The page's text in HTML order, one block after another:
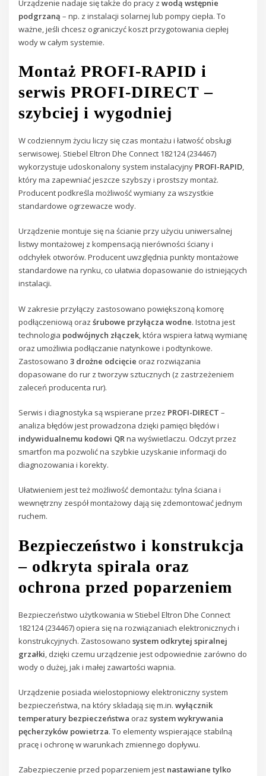
Urządzenie nadaje się także do pracy zwodą wstępnie
podgrzaną – np. z instalacji solarnej lub pompy ciepła. To
ważne, jeśli chcesz ograniczyć koszt przygotowania ciepłej
wody w całym systemie.
Montaż PROFI-RAPID i
serwis PROFI-DIRECT –
szybciej i wygodniej
W codziennym życiu liczy się czas montażu i łatwość obsługi
serwisowej. Stiebel Eltron Dhe Connect 182124 (234467)
wykorzystuje udoskonalony system instalacyjny PROFI-RAPID,
który ma zapewniać jeszcze szybszy i prostszy montaż.
Producent podkreśla możliwość wymiany za wszystkie
standardowe ogrzewacze wody.
Urządzenie montuje się na ścianie przy użyciu uniwersalnej
listwy montażowej z kompensacją nierówności ściany i
odchyłek otworów. Producent uwzględnia punkty montażowe
standardowe na rynku, co ułatwia dopasowanie do istniejących
instalacji.
W zakresie przyłączy zastosowano powiększoną komorę
podłączeniową orazśrubowe przyłącza wodne. Istotna jest
technologia podwójnych złączek, która wspiera łatwą wymianę
oraz umożliwia podłączanie natynkowe i podtynkowe.
Zastosowano3 drożne odcięcie oraz rozwiązania
dopasowane do rur z tworzyw sztucznych (z zastrzeżeniem
zaleceń producenta rur).
Serwis i diagnostyka są wspierane przez PROFI-DIRECT –
analiza błędów jest prowadzona dzięki pamięci błędów i
indywidualnemu kodowi QRna wyświetlaczu. Odczyt przez
smartfon ma pozwolić na szybkie uzyskanie informacji do
diagnozowania i korekty.
Ułatwieniem jest też możliwość demontażu: tylna ściana i
wewnętrzny zespół montażowy dają się zdemontować jednym
ruchem.
Bezpieczeństwo i konstrukcja
– odkryta spirala oraz
ochrona przed poparzeniem
Bezpieczeństwo użytkowania w Stiebel Eltron Dhe Connect
182124 (234467) opiera się na rozwiązaniach elektronicznych i
konstrukcyjnych. Zastosowanosystem odkrytej spiralnej
grzałki, dzięki czemu urządzenie jest odpowiednie zarówno do
wody o dużej, jak i małej zawartości wapnia.
Urządzenie posiada wielostopniowy elektroniczny system
bezpieczeństwa, na który składają się m.in.wyłącznik
temperatury bezpieczeństwa orazsystem wykrywania
pęcherzyków powietrza. To elementy wspierające stabilną
pracę i ochronę w warunkach zmiennego dopływu.
Zabezpieczenie przed poparzeniem jest nastawiane tylko